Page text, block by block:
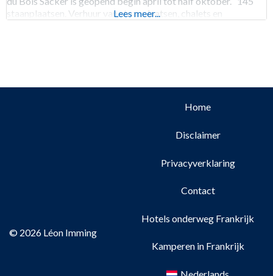
staanplaatsen. Verhuur van staanplaatsen, chalets en
Lees meer...
© 2026 Léon Imming
Home
Disclaimer
Privacyverklaring
Contact
Hotels onderweg Frankrijk
Kamperen in Frankrijk